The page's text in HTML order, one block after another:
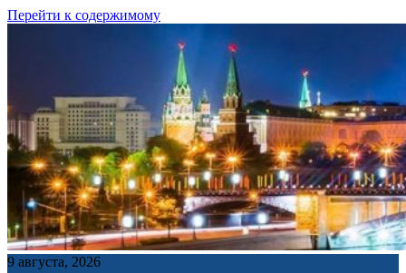
Перейти к содержимому
9 августа, 2026